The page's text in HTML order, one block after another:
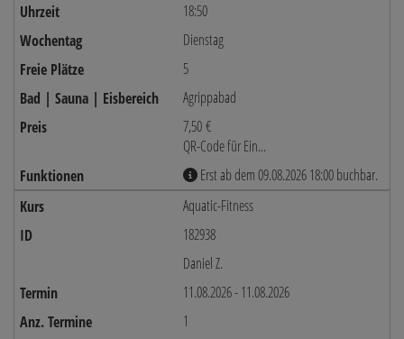
18:50
Dienstag
5
Agrippabad
7,50 €
QR-Code für Ein...
Erst ab dem 09.08.2026 18:00 buchbar.
Aquatic-Fitness
182938
Daniel Z.
11.08.2026 - 11.08.2026
1